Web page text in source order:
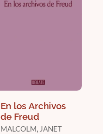
En los Archivos
de Freud
MALCOLM, JANET